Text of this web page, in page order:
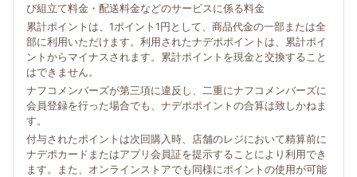
び組立て料金・配送料金などのサービスに係る料金
累計ポイントは、1ポイント1円として、商品代金の一部または全
部に利用いただけます。利用されたナデポポイントは、累計ポイ
ントからマイナスされます。累計ポイントを現金と交換すること
はできません。
ナフコメンバーズが第三項に違反し、二重にナフコメンバーズに
会員登録を行った場合でも、ナデポポイントの合算は致しかねま
す。
付与されたポイントは次回購入時、店舗のレジにおいて精算前に
ナデポカードまたはアプリ会員証を提示することにより利用でき
ます。また、オンラインストアでも同様にポイントの使用が可能